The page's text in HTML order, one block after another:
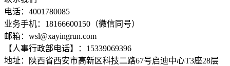
电话：4001780085
业务手机：18166600150（微信同号）
邮箱：wsl@xayingrun.com
【人事行政部电话】：15339069396
地址：陕西省西安市高新区科技二路67号启迪中心T3座28层